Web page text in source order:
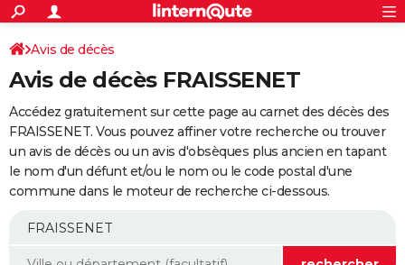
ACTUALITÉS
Politique
Société
Faits Divers
Education
Monde
Villes
+
SPORT
Coupe du monde 2026
Football
Tennis
Cyclisme
Rugby
Forum
Programme TV
TNT
Streaming
Cinéma
Sorties cinéma
Musique
+
FINANCE
Impôts
Immobilier
Risques naturels par ville
Banque
Assurance
Crédit
AUTO
Essais
Réserver un essai
Citadines
Berlines
SUV
Forum auto
+
Mobiles
Meilleur smartphone
Internet
Ordinateurs
Jeux vidéo
Guide high-tech
Avis de décès
Avis de décès FRAISSENET
Accédez gratuitement sur cette page au carnet des décès des
FRAISSENET. Vous pouvez affiner votre recherche ou trouver
un avis de décès ou un avis d'obsèques plus ancien en tapant
le nom d'un défunt et/ou le nom ou le code postal d'une
commune dans le moteur de recherche ci-dessous.